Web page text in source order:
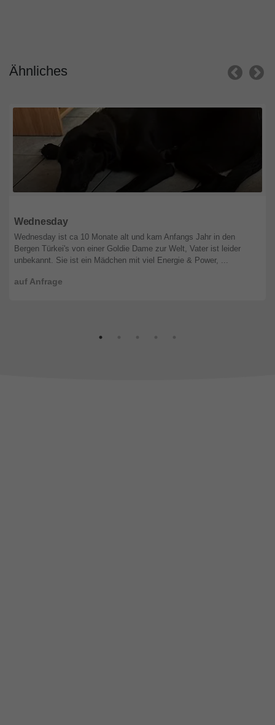
Ähnliches
Wednesday
auf Anfrage
Wednesday ist ca 10 Monate alt und kam Anfangs Jahr in den
Bergen Türkei's von einer Goldie Dame zur Welt, Vater ist leider
unbekannt. Sie ist ein Mädchen mit viel Energie & Power, ...